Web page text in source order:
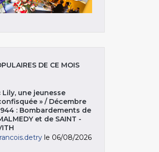
DE CE MOIS
Lily, une jeunesse
» / Décembre
: Bombardements de
et de SAINT -
le 06/08/2026